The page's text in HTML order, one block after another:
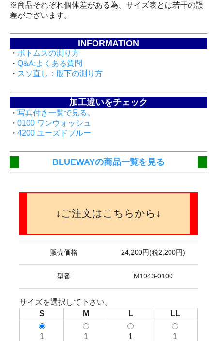
※商品それぞれ個体差がある為、サイズ表とは若干の誤
差がございます。
INFORMATION
・ ボトムスの測り方
・ Q&A:よくある質問
・ スソ直し：股下の測り方
加工違いをチェック
・ 写真付き一覧で見る。
・ 0100 ワンウォッシュ
・ 4200 ユーズドブルー
BLUEWAYの商品一覧を見る
↓ご注文はこちらから↓
販売価格 24,200円(税2,200円)
型番 M1943-0100
サイズを選択して下さい。
S
M L LL
1 1 1 1